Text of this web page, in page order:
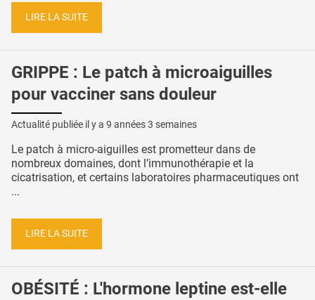
LIRE LA SUITE
GRIPPE : Le patch à microaiguilles
pour vacciner sans douleur
Actualité publiée il y a 9 années 3 semaines
Le patch à micro-aiguilles est prometteur dans de
nombreux domaines, dont l’immunothérapie et la
cicatrisation, et certains laboratoires pharmaceutiques ont
...
LIRE LA SUITE
OBÉSITÉ : L'hormone leptine est-elle